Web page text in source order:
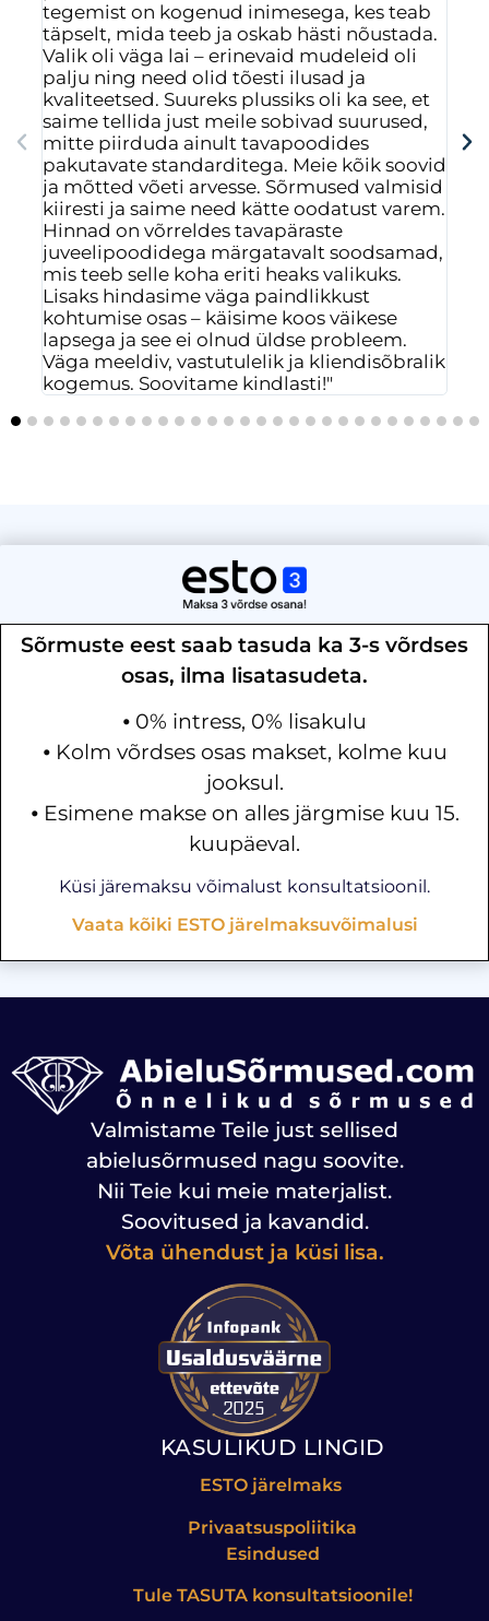
tegemist on kogenud inimesega, kes teab
täpselt, mida teeb ja oskab hästi nõustada.
Valik oli väga lai – erinevaid mudeleid oli
palju ning need olid tõesti ilusad ja
kvaliteetsed. Suureks plussiks oli ka see, et
saime tellida just meile sobivad suurused,
mitte piirduda ainult tavapoodides
pakutavate standarditega. Meie kõik soovid
ja mõtted võeti arvesse. Sõrmused valmisid
kiiresti ja saime need kätte oodatust varem.
Hinnad on võrreldes tavapäraste
juveelipoodidega märgatavalt soodsamad,
mis teeb selle koha eriti heaks valikuks.
Lisaks hindasime väga paindlikkust
kohtumise osas – käisime koos väikese
lapsega ja see ei olnud üldse probleem.
Väga meeldiv, vastutulelik ja kliendisõbralik
kogemus. Soovitame kindlasti!"
Sõrmuste eest saab tasuda ka 3-s võrdses
osas, ilma lisatasudeta.
⦁ 0% intress, 0% lisakulu
⦁ Kolm võrdses osas makset, kolme kuu
jooksul.
⦁ Esimene makse on alles järgmise kuu 15.
kuupäeval.
Küsi järemaksu võimalust konsultatsioonil.
Vaata kõiki ESTO järelmaksuvõimalusi
Valmistame Teile just sellised
abielusõrmused nagu soovite.
Nii Teie kui meie materjalist.
Soovitused ja kavandid.
Võta ühendust ja küsi lisa.
KASULIKUD LINGID
ESTO järelmaks
Privaatsuspoliitika
Esindused
Tule TASUTAkonsultatsioonile!